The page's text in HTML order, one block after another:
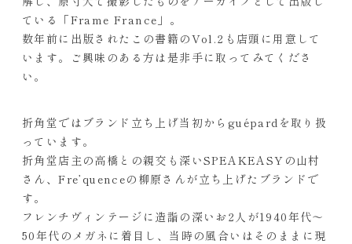
ている「Frame France」。
数年前に出版されたこの書籍のVol.2も店頭に用意して
います。ご興味のある方は是非手に取ってみてくださ
い。
折角堂ではブランド立ち上げ当初からguépardを取り扱
っています。
折角堂店主の高橋との親交も深いSPEAKEASYの山村
さん、Fre’quenceの柳原さんが立ち上げたブランドで
す。
フレンチヴィンテージに造詣の深いお2人が1940年代〜
50年代のメガネに着目し、当時の風合いはそのままに現